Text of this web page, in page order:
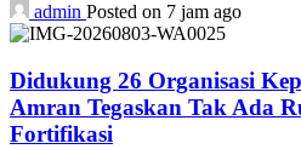
admin Posted on 7 jam ago
Didukung 26 Organisasi
Amran Tegaskan Tak Ada
Fortifikasi